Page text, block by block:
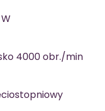
4000 obr./min